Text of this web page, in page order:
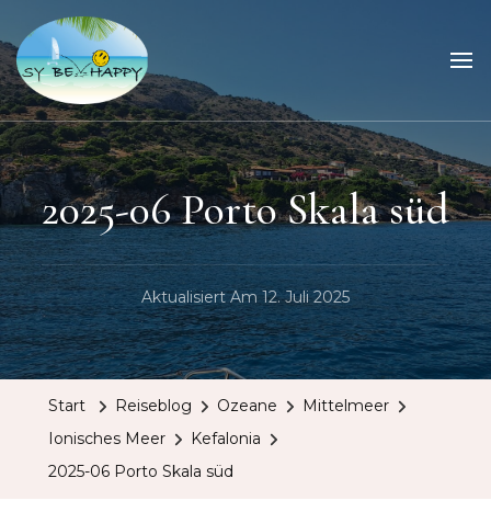
Sailing Be Happy
ein Traum wird wahr
2025-06 Porto Skala süd
Aktualisiert Am 12. Juli 2025
Start Reiseblog Ozeane
Mittelmeer
Ionisches Meer
Kefalonia
2025-06 Porto Skala süd